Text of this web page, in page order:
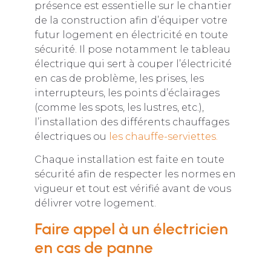
présence est essentielle sur le chantier
de la construction afin d’équiper votre
futur logement en électricité en toute
sécurité. Il pose notamment le tableau
électrique qui sert à couper l’électricité
en cas de problème, les prises, les
interrupteurs, les points d’éclairages
(comme les spots, les lustres, etc.),
l’installation des différents chauffages
électriques ou
les chauffe-serviettes.
Chaque installation est faite en toute
sécurité afin de respecter les normes en
vigueur et tout est vérifié avant de vous
délivrer votre logement.
Faire appel à un électricien
en cas de panne